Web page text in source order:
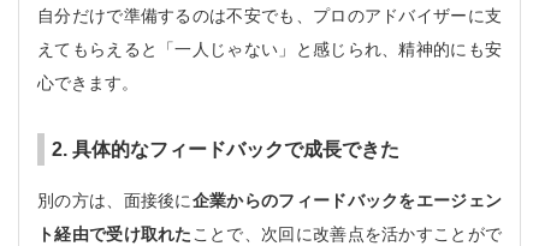
自分だけで準備するのは不安でも、プロのアドバイザーに支
えてもらえると「一人じゃない」と感じられ、精神的にも安
心できます。
2. 具体的なフィードバックで成長できた
別の方は、面接後に企業からのフィードバックをエージェン
ト経由で受け取れたことで、次回に改善点を活かすことがで